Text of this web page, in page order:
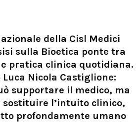
della Cisl Medici
sulla Bioetica ponte tra
pratica clinica quotidiana.
Nicola Castiglione:
supportare il medico, ma
sostituire l’intuito clinico,
profondamente umano